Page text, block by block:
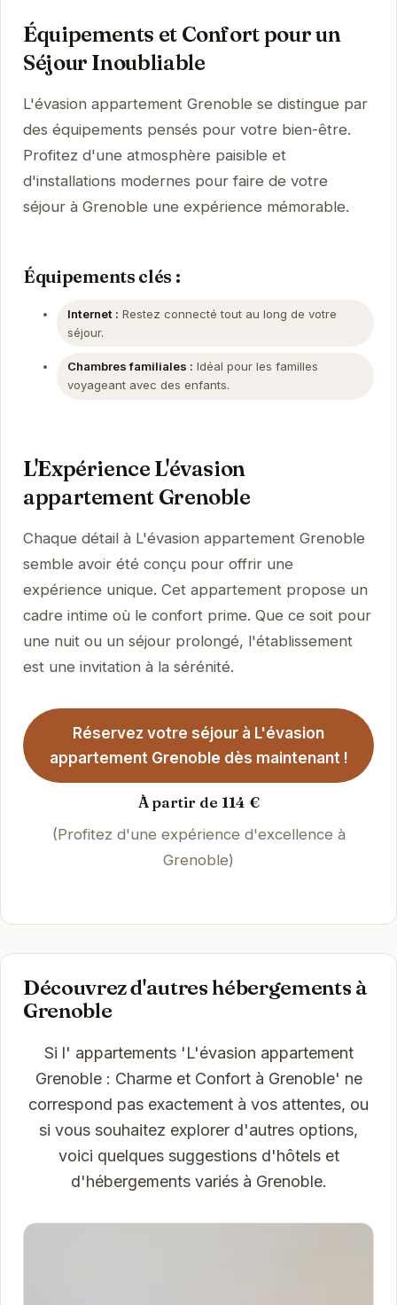
Équipements et Confort pour un
Séjour Inoubliable
L'évasion appartement Grenoble se distingue par
des équipements pensés pour votre bien-être.
Profitez d'une atmosphère paisible et
d'installations modernes pour faire de votre
séjour à Grenoble une expérience mémorable.
Équipements clés :
Internet : Restez connecté tout au long de votre
séjour.
Chambres familiales : Idéal pour les familles
voyageant avec des enfants.
L'Expérience L'évasion
appartement Grenoble
Chaque détail à L'évasion appartement Grenoble
semble avoir été conçu pour offrir une
expérience unique. Cet appartement propose un
cadre intime où le confort prime. Que ce soit pour
une nuit ou un séjour prolongé, l'établissement
est une invitation à la sérénité.
Réservez votre séjour à L'évasion
appartement Grenoble dès maintenant !
À partir de 114 €
(Profitez d'une expérience d'excellence à
Grenoble)
Découvrez d'autres hébergements à
Grenoble
Si l' appartements 'L'évasion appartement
Grenoble : Charme et Confort à Grenoble' ne
correspond pas exactement à vos attentes, ou
si vous souhaitez explorer d'autres options,
voici quelques suggestions d'hôtels et
d'hébergements variés à Grenoble.